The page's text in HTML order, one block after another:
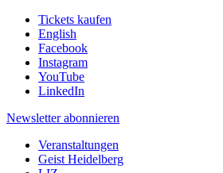
Tickets kaufen
English
Facebook
Instagram
YouTube
LinkedIn
Newsletter abonnieren
Veranstaltungen
Geist Heidelberg